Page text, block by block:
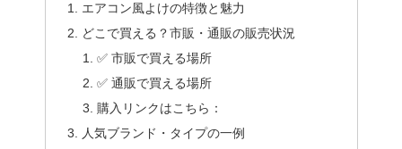
エアコン風よけの特徴と魅力
どこで買える？市販・通販の販売状況
✅ 市販で買える場所
✅ 通販で買える場所
購入リンクはこちら：
人気ブランド・タイプの一例